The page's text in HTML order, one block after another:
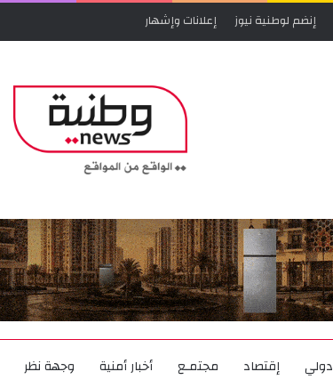
إنضم لوطنية نيوز إعلانات وإشهار
دولي إقتصاد مجتمـع أخبار أمنية وجهة نظر